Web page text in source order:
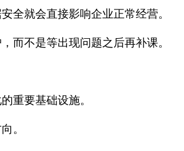
全就会直接影响企业正常经营。
而不是等出现问题之后再补课。
重要基础设施。
。